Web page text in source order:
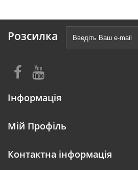
Розсилка
Інформація
Мій Профіль
Контактна інформація